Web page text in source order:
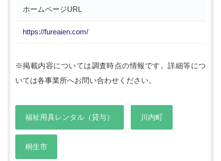
ホームページURL
https://fureaien.com/
※掲載内容については調査時点の情報です。詳細等につ
いては各事業所へお問い合わせください。
福祉用具レンタル（貸与） 川内町
桐生市